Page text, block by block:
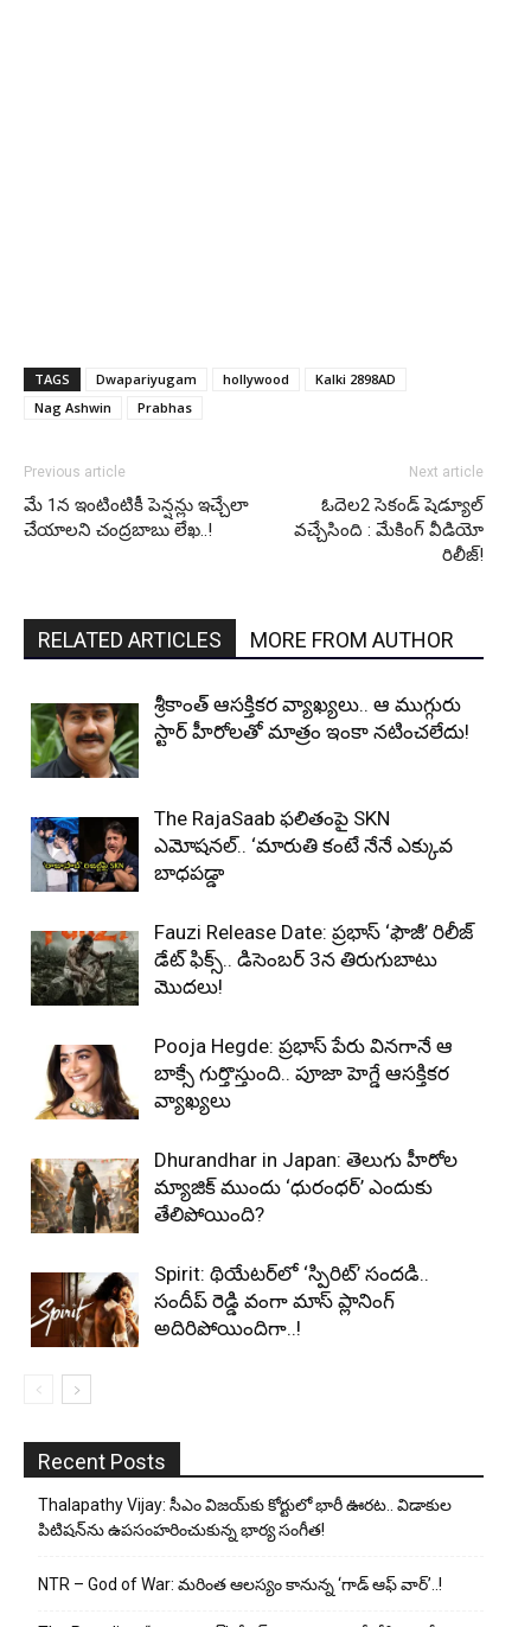
TAGS Dwapariyugam hollywood
Kalki 2898AD
Nag Ashwin
Prabhas
Previous article
మే 1న ఇంటింటికీ పెన్షన్లు ఇచ్చేలా
చేయాలని చంద్రబాబు లేఖ..!
Next article
ఓదెల2 సెకండ్ షెడ్యూల్
వచ్చేసింది : మేకింగ్ వీడియో
రిలీజ్!
RELATED ARTICLES MORE FROM AUTHOR
శ్రీకాంత్ ఆసక్తికర వ్యాఖ్యలు.. ఆ ముగ్గురు
స్టార్ హీరోలతో మాత్రం ఇంకా నటించలేదు!
The RajaSaab ఫలితంపై SKN
ఎమోషనల్.. ‘మారుతి కంటే నేనే ఎక్కువ
బాధపడ్డా
Fauzi Release Date: ప్రభాస్ ‘ఫౌజీ’ రిలీజ్
డేట్ ఫిక్స్.. డిసెంబర్ 3న తిరుగుబాటు
మొదలు!
Pooja Hegde: ప్రభాస్ పేరు వినగానే ఆ
బాక్సే గుర్తొస్తుంది.. పూజా హెగ్డే ఆసక్తికర
వ్యాఖ్యలు
Dhurandhar in Japan: తెలుగు హీరోల
మ్యాజిక్ ముందు ‘ధురంధర్’ ఎందుకు
తేలిపోయింది?
Spirit: థియేటర్‌లో ‘స్పిరిట్’ సందడి..
సందీప్ రెడ్డి వంగా మాస్ ప్లానింగ్
అదిరిపోయిందిగా..!
Recent Posts
Thalapathy Vijay: సీఎం విజయ్‌కు కోర్టులో భారీ ఊరట.. విడాకుల
పిటిషన్‌ను ఉపసంహరించుకున్న భార్య సంగీత!
NTR – God of War: మరింత ఆలస్యం కానున్న ‘గాడ్ ఆఫ్ వార్’..!